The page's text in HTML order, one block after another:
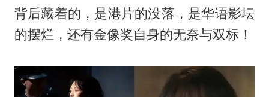
背后藏着的，是港片的没落，是华语影坛
的摆烂，还有金像奖自身的无奈与双标！